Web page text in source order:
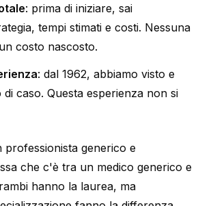
: prima di iniziare, sai
tempi stimati e costi. Nessuna
costo nascosto.
: dal 1962, abbiamo visto e
caso. Questa esperienza non si
professionista generico e
che c'è tra un medico generico e
hanno la laurea, ma